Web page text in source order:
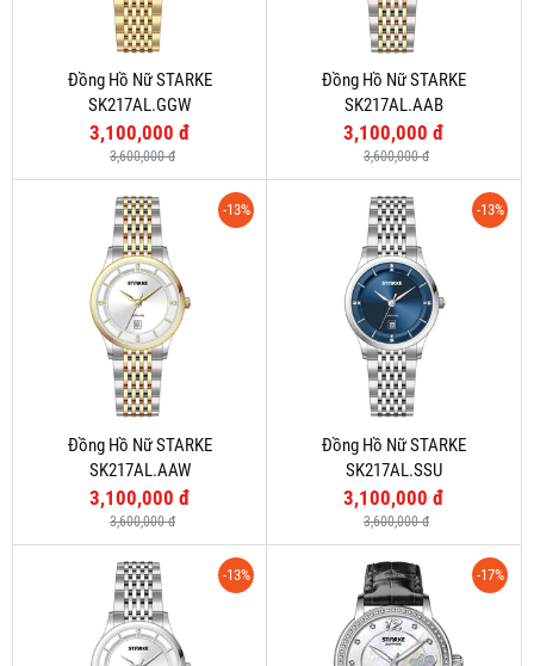
Đồng Hồ Nữ STARKE
SK217AL.GGW
3,100,000 đ
3,600,000 đ
Đồng Hồ Nữ STARKE
SK217AL.AAB
3,100,000 đ
3,600,000 đ
-13%
Đồng Hồ Nữ STARKE
SK217AL.AAW
3,100,000 đ
3,600,000 đ
-13%
Đồng Hồ Nữ STARKE
SK217AL.SSU
3,100,000 đ
3,600,000 đ
-13% -17%